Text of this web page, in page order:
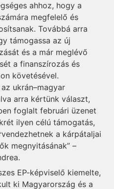
ahhoz, hogy a
megfelelő és
Továbbá arra
támogassa az új
és a már meglévő
a finanszírozás és
követésével.
ukrán–magyar
arra kértünk választ,
foglalt februári üzenet
ilyen célú támogatás,
a kárpátaljai
megnyitásának” –
EP-képviselő kiemelte,
ki Magyarország és a